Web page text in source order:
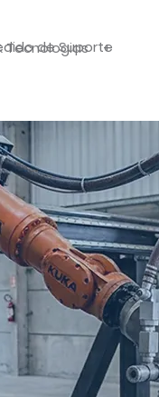
de Suporte
Tecnologias +